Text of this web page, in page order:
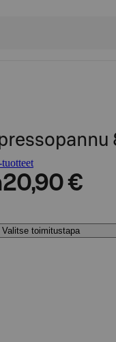
20,90 €
Valitse toimitustapa